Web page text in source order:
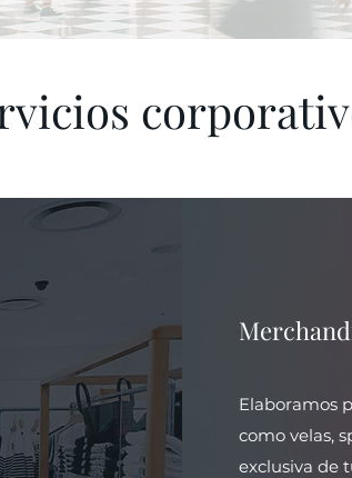
Elaboramos
como velas,
exclusiva de